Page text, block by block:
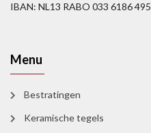
IBAN: NL13 RABO 033 6186 495
Menu
Bestratingen
Keramische tegels